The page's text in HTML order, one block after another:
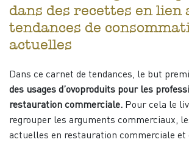
dans des recettes en lien
tendances de
actuelles
Dans ce carnet de tendances, le but
des usages d’ovoproduits pour les
restauration commerciale. Pour cela le
regrouper les arguments commerciaux,
actuelles en restauration commerciale et